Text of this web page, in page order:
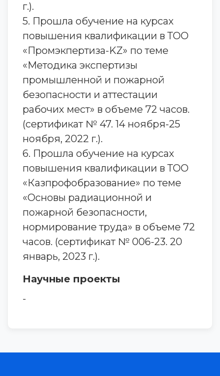
г.).
5. Прошла обучение на курсах
повышения квалификации в ТОО
«Промэкпертиза-KZ» по теме
«Методика экспертизы
промышленной и пожарной
безопасности и аттестации
рабочих мест» в объеме 72 часов.
(сертификат № 47. 14 ноября-25
ноября, 2022 г.).
6. Прошла обучение на курсах
повышения квалификации в ТОО
«Казпрофобразование» по теме
«Основы радиационной и
пожарной безопасности,
нормирование труда» в объеме 72
часов. (сертификат № 006-23. 20
январь, 2023 г.).
Научные проекты
-